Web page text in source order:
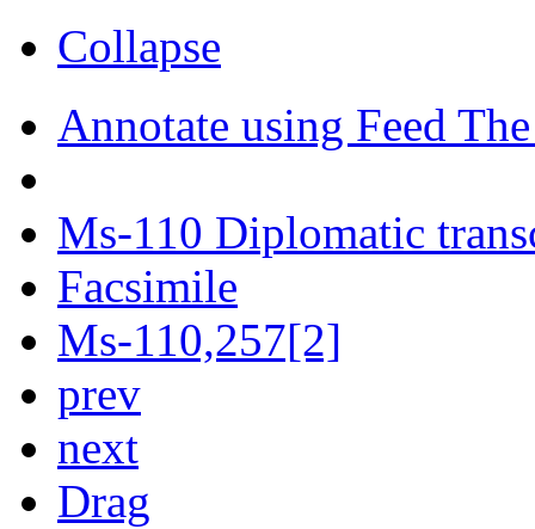
Collapse
Annotate using Feed
Ms-110 Diplomatic
Facsimile
Ms-110,257[2]
prev
next
Drag